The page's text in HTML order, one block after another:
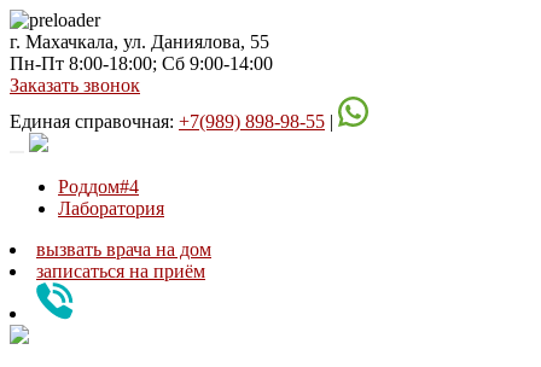
г. Махачкала, ул. Даниялова, 55
Пн-Пт 8:00-18:00; Сб 9:00-14:00
Заказать звонок
Единая справочная: +7(989) 898-98-55 |
Роддом#4
Лаборатория
вызвать врача на дом
записаться на приём